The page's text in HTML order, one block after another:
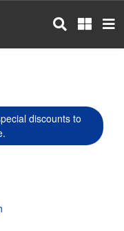
discounts to